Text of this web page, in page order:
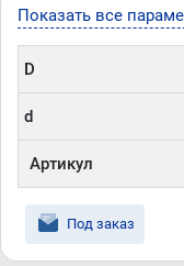
Показать все
D
d
Артикул
Под заказ